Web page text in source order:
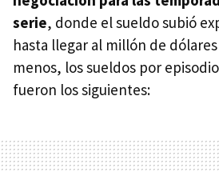
serie, donde el sueldo subió
hasta llegar al millón de
menos, los sueldos por
fueron los siguientes: